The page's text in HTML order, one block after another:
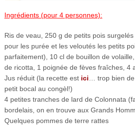
Ingrédients (pour 4 personnes):
Ris de veau, 250 g de petits pois
pour les purée et les veloutés les petits
parfaitement), 10 cl de bouillon de
de ricotta, 1 poignée de fèves fraîches, 4
Jus réduit (la recette est ici … trop bien
petit bocal au congèl!)
4 petites tranches de lard de Colonnata
bordelais, on en trouve aux Grands
Quelques pommes de terre rattes